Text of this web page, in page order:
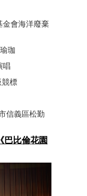
金會海洋廢棄
珈
唱
競標
信義區松勤
比倫花園